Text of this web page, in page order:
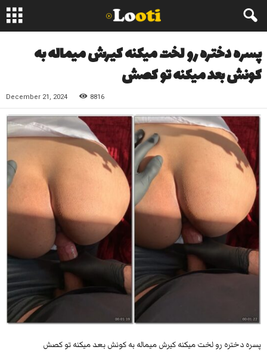
پسره دختره رو لخت میکنه کیرش میماله به
کونش بعد میکنه تو کصش
December 21, 2024 8816
پسره دختره رو لخت میکنه کیرش میماله به کونش بعد میکنه تو کصش